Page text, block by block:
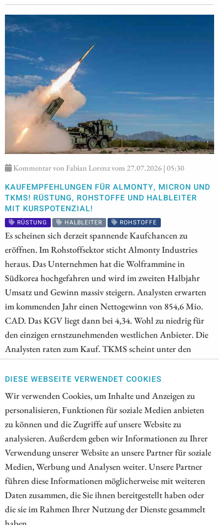
DIESE WEBSEITE VERWENDET COOKIES
Wir verwenden Cookies, um Inhalte und Anzeigen zu
personalisieren, Funktionen für soziale Medien anbieten
zu können und die Zugriffe auf unsere Website zu
analysieren. Außerdem geben wir Informationen zu Ihrer
Verwendung unserer Website an unsere Partner für soziale
Medien, Werbung und Analysen weiter. Unsere Partner
führen diese Informationen möglicherweise mit weiteren
Daten zusammen, die Sie ihnen bereitgestellt haben oder
die sie im Rahmen Ihrer Nutzung der Dienste gesammelt
Kommentar von Fabian Lorenz vom 27.07.2026 | 05:30
KAUFEMPFEHLUNGEN FÜR ALMONTY, MICRON UND
TKMS! RÜSTUNG, ROHSTOFFE UND HALBLEITER
MIT KURSPOTENZIAL!
RÜSTUNG HALBLEITER ROHSTOFFE
Es scheinen sich derzeit spannende Kaufchancen zu
eröffnen. Im Rohstoffsektor sticht Almonty Industries
heraus. Das Unternehmen hat die Wolframmine in
Südkorea hochgefahren und wird im zweiten Halbjahr
Umsatz und Gewinn massiv steigern. Analysten erwarten
im kommenden Jahr einen Nettogewinn von 854,6 Mio.
CAD. Das KGV liegt dann bei 4,34. Wohl zu niedrig für
den einzigen ernstzunehmenden westlichen Anbieter. Die
Analysten raten zum Kauf. TKMS scheint unter den
schwächelnden Rüstungsunternehmen herauszuragen.
Analysten verweisen auf den riesigen Auftragsbestand.
Dieser könnte Planbarkeit bis in die 2040er-Jahre bieten.
Nichts für schwache Nerven bleibt Micron. Nach der
historischen Kursrally sorgen sich Anleger wegen
möglicher Überkapazitäten. Auch Micron investiert
Milliarden. Analysten beruhigen.
ZUM KOMMENTAR